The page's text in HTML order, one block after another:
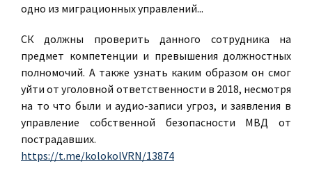
одно из миграционных управлений...
СК должны проверить данного сотрудника на
предмет компетенции и превышения должностных
полномочий. А также узнать каким образом он смог
уйти от уголовной ответственности в 2018, несмотря
на то что были и аудио-записи угроз, и заявления в
управление собственной безопасности МВД от
пострадавших.
https://t.me/kolokolVRN/13874